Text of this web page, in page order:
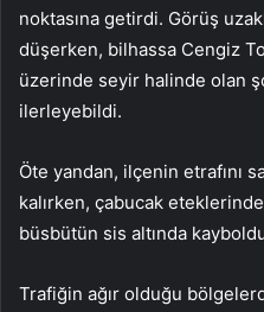
noktasına getirdi. Görüş
düşerken, bilhassa Cengiz
üzerinde seyir halinde olan
ilerleyebildi.
Öte yandan, ilçenin etrafını
kalırken, çabucak
büsbütün sis altında
Trafiğin ağır olduğu